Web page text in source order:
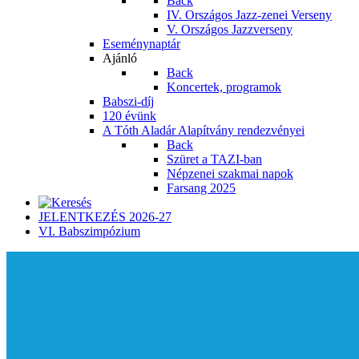
IV. Országos Jazz-zenei Verseny
V. Országos Jazzverseny
Eseménynaptár
Ajánló
Back
Koncertek, programok
Babszi-díj
120 évünk
A Tóth Aladár Alapítvány rendezvényei
Back
Szüret a TAZI-ban
Népzenei szakmai napok
Farsang 2025
JELENTKEZÉS 2026-27
VI. Babszimpózium